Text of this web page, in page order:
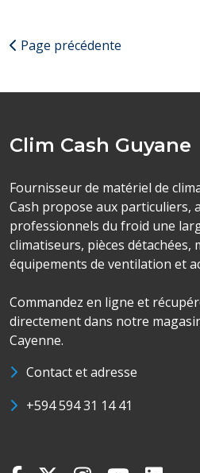
Page précédente
Clim Cash Guyane
Fournisseur de matériel de
Cash propose aux particuliers,
professionnels du froid une
climatiseurs, pièces
équipements de ventilation et
Commandez en ligne et
directement dans notre
Cayenne.
Contact et adresse
+594 594 31 14 41